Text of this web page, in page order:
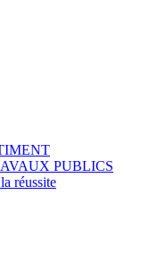
PUBLICS
réussite